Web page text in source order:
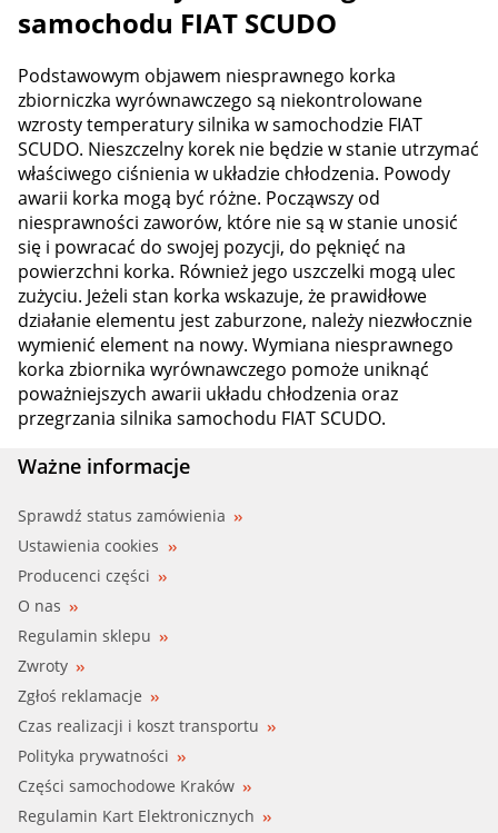
samochodu FIAT SCUDO
Podstawowym objawem niesprawnego korka
zbiorniczka wyrównawczego są niekontrolowane
wzrosty temperatury silnika w samochodzie FIAT
SCUDO. Nieszczelny korek nie będzie w stanie utrzymać
właściwego ciśnienia w układzie chłodzenia. Powody
awarii korka mogą być różne. Począwszy od
niesprawności zaworów, które nie są w stanie unosić
się i powracać do swojej pozycji, do pęknięć na
powierzchni korka. Również jego uszczelki mogą ulec
zużyciu. Jeżeli stan korka wskazuje, że prawidłowe
działanie elementu jest zaburzone, należy niezwłocznie
wymienić element na nowy. Wymiana niesprawnego
korka zbiornika wyrównawczego pomoże uniknąć
poważniejszych awarii układu chłodzenia oraz
przegrzania silnika samochodu FIAT SCUDO.
Ważne informacje
Sprawdź status zamówienia
Ustawienia cookies
Producenci części
O nas
Regulamin sklepu
Zwroty
Zgłoś reklamacje
Czas realizacji i koszt transportu
Polityka prywatności
Części samochodowe Kraków
Regulamin Kart Elektronicznych